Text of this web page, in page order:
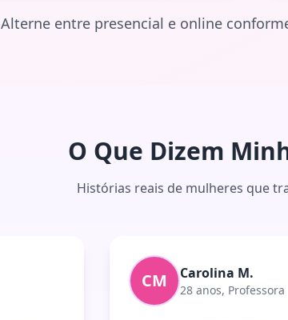
Alterne entre presencial e online
O Que Dizem
Histórias reais de mulheres que
CM Carolina M.
28 anos, Professora